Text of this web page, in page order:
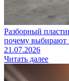
Разборный
почему выбирают
21.07.2026
Читать далее